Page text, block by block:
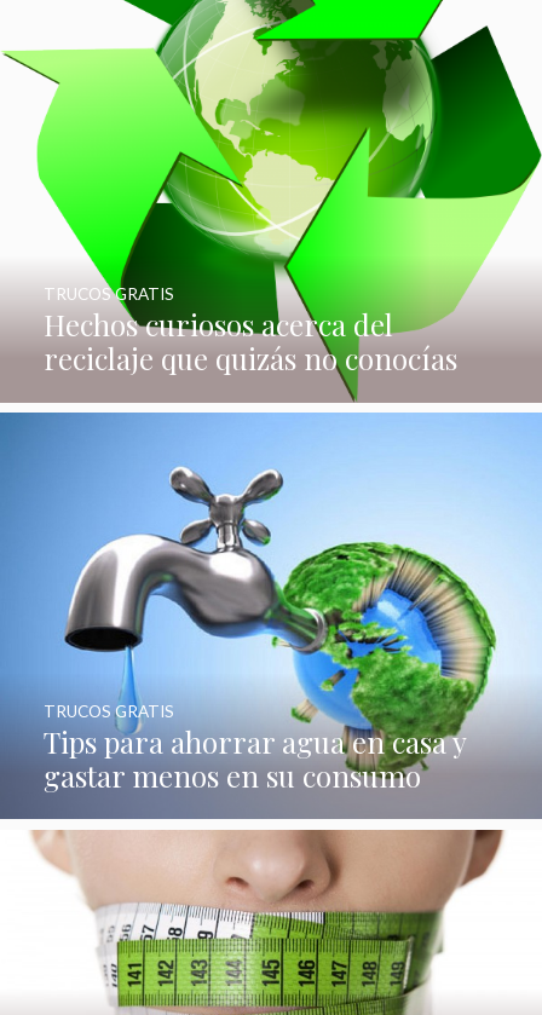
Hechos curiosos acerca del
reciclaje que quizás no conocías
TRUCOS GRATIS
Tips para ahorrar agua en casa y
gastar menos en su consumo
TRUCOS GRATIS